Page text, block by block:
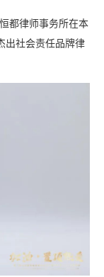
都律师事务所在本
出社会责任品牌律